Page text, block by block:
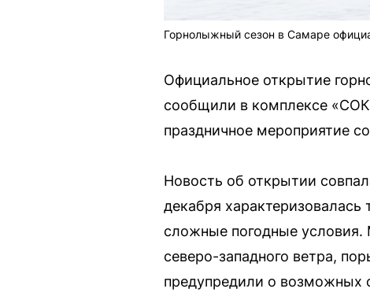
Горнолыжный сезон в Самаре
Официальное открытие
сообщили в комплексе
праздничное мероприятие
Новость об открытии
декабря
сложные погодные условия.
северо-западного ветра,
предупредили о возможных